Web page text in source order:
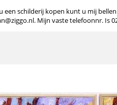
een schilderij kopen kunt u mij
Mijn vaste telefoonnr. Is